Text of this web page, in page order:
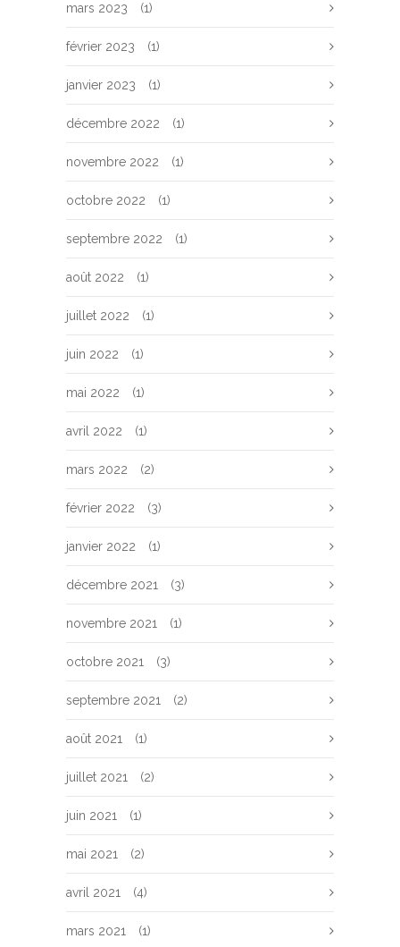
mars 2023 (1)
février 2023 (1)
janvier 2023 (1)
décembre 2022 (1)
novembre 2022 (1)
octobre 2022 (1)
septembre 2022 (1)
août 2022 (1)
juillet 2022 (1)
juin 2022 (1)
mai 2022 (1)
avril 2022 (1)
mars 2022 (2)
février 2022 (3)
janvier 2022 (1)
décembre 2021 (3)
novembre 2021 (1)
octobre 2021 (3)
septembre 2021 (2)
août 2021 (1)
juillet 2021 (2)
juin 2021 (1)
mai 2021 (2)
avril 2021 (4)
mars 2021 (1)